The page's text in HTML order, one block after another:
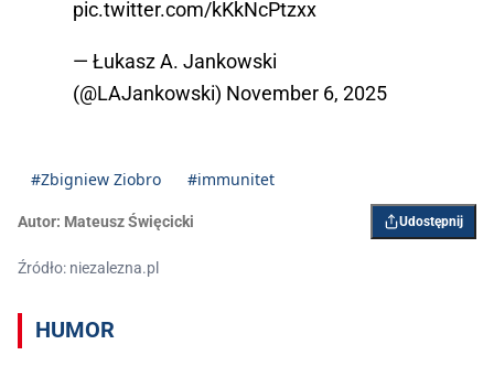
pic.twitter.com/kKkNcPtzxx
— Łukasz A. Jankowski
(@LAJankowski) November 6, 2025
#Zbigniew Ziobro #immunitet
Autor: Mateusz Święcicki Udostępnij
Źródło: niezalezna.pl
HUMOR